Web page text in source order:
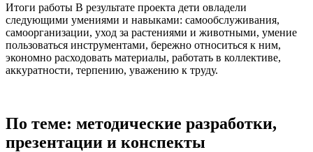
Итоги работы В результате проекта дети овладели
следующими умениями и навыками: самообслуживания,
самоорганизации, уход за растениями и животными, умение
пользоваться инструментами, бережно относиться к ним,
экономно расходовать материалы, работать в коллективе,
аккуратности, терпению, уважению к труду.
По теме: методические разработки,
презентации и конспекты